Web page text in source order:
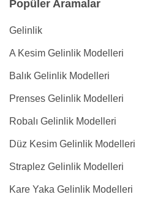
Popüler Aramalar
Gelinlik
A Kesim Gelinlik Modelleri
Balık Gelinlik Modelleri
Prenses Gelinlik Modelleri
Robalı Gelinlik Modelleri
Düz Kesim Gelinlik Modelleri
Straplez Gelinlik Modelleri
Kare Yaka Gelinlik Modelleri